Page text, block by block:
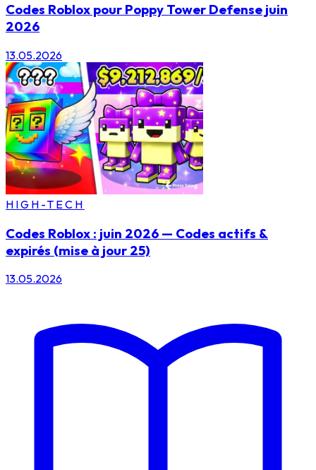
Codes Roblox pour Poppy Tower Defense juin
2026
13.05.2026
HIGH-TECH
Codes Roblox : juin 2026 — Codes actifs &
expirés (mise à jour 25)
13.05.2026